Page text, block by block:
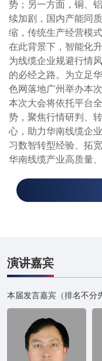
势；另一方面，铜、
续加剧，国内产能同
缩，传统生产经营模式
在此背景下，智能化
为线缆企业规避行情
的必经之路。为立足
色网落地广州举办本
本次大会将依托平台
势，聚焦行情研判、
心，助力华南线缆企
习数智转型经验、拓
华南线缆产业高质量
演讲嘉宾
本届发言嘉宾（排名不分